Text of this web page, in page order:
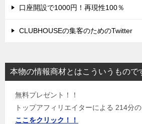
口座開設で1000円！再現性100％
CLUBHOUSEの集客のためのTwitter
本物の情報商材とはこういうもので
無料プレゼント！！
トップアフィリエイターによる 214分
ここをクリック！！